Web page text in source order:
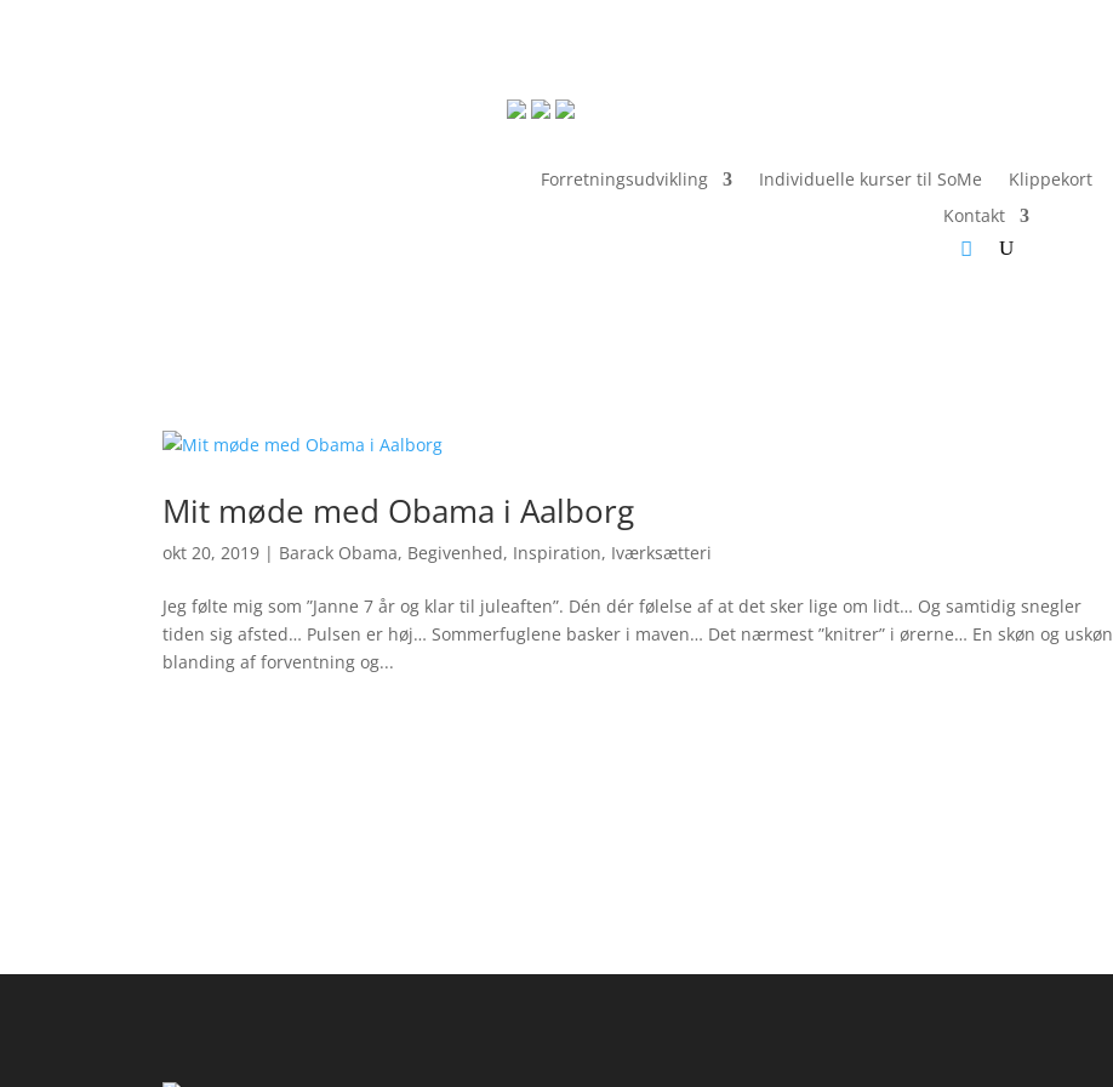
Forretningsudvikling Individuelle kurser til SoMe Klippekort
Kontakt
Mit møde med Obama i Aalborg
okt 20, 2019 | Barack Obama, Begivenhed, Inspiration, Iværksætteri
Jeg følte mig som ”Janne 7 år og klar til juleaften”. Dén dér følelse af at det sker lige om lidt… Og samtidig snegler
tiden sig afsted… Pulsen er høj… Sommerfuglene basker i maven… Det nærmest ”knitrer” i ørerne… En skøn og uskøn
blanding af forventning og...